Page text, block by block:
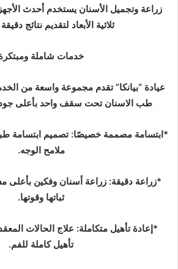
زراعة وتجميل الأسنان يستخدم أحدث
ثلاثية الأبعاد لتقديم نتائج
خدمات شاملة
عيادة “بيانكا” تقدم مجموعة واسعة من
طب الاسنان تحت سقف واحد بأعلى
*ابتسامة مصممة خصيصًا: تصميم ابتسامة
ملامح الوجه.
*زراعة دقيقة: زراعة أسنان وفكين بأعلى
ثباتها وقوتها.
*إعادة تأهيل متكاملة: علاج الحالات
تأهيل كاملة للفم.